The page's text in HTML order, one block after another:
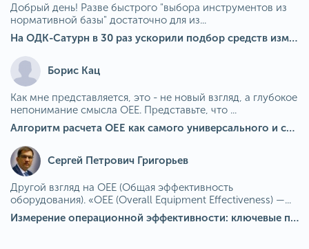
Добрый день! Разве быстрого "выбора инструментов из
нормативной базы" достаточно для из...
На ОДК-Сатурн в 30 раз ускорили подбор средств измерения для контроля качества продукции
Борис Кац
Как мне представляется, это - не новый взгляд, а глубокое
непонимание смысла OEE. Представьте, что ...
Алгоритм расчета ОЕЕ как самого универсального и современного показателя эффективности оборудования в мире
Сергей Петрович Григорьев
Другой взгляд на OEE (Общая эффективность
оборудования). «OEE (Overall Equipment Effectiveness) —...
Измерение операционной эффективности: ключевые показатели для непрерывного совершенствования